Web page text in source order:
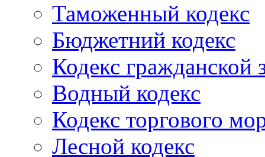
Таможенный кодекс
Бюджетний кодекс
Кодекс гражданской
Водный кодекс
Кодекс торгового
Лесной кодекс